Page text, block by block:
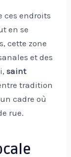
ces endroits
en se
cette zone
et des
saint
tradition
cadre où
rue.